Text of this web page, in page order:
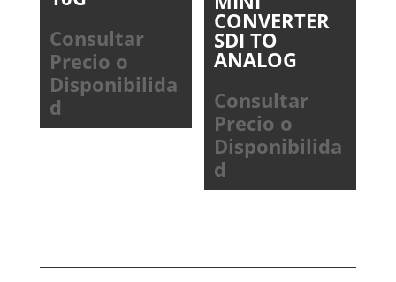
Consultar
Precio o
Disponibilida
d
CONVERTER
SDI TO
ANALOG
Consultar
Precio o
Disponibilida
d